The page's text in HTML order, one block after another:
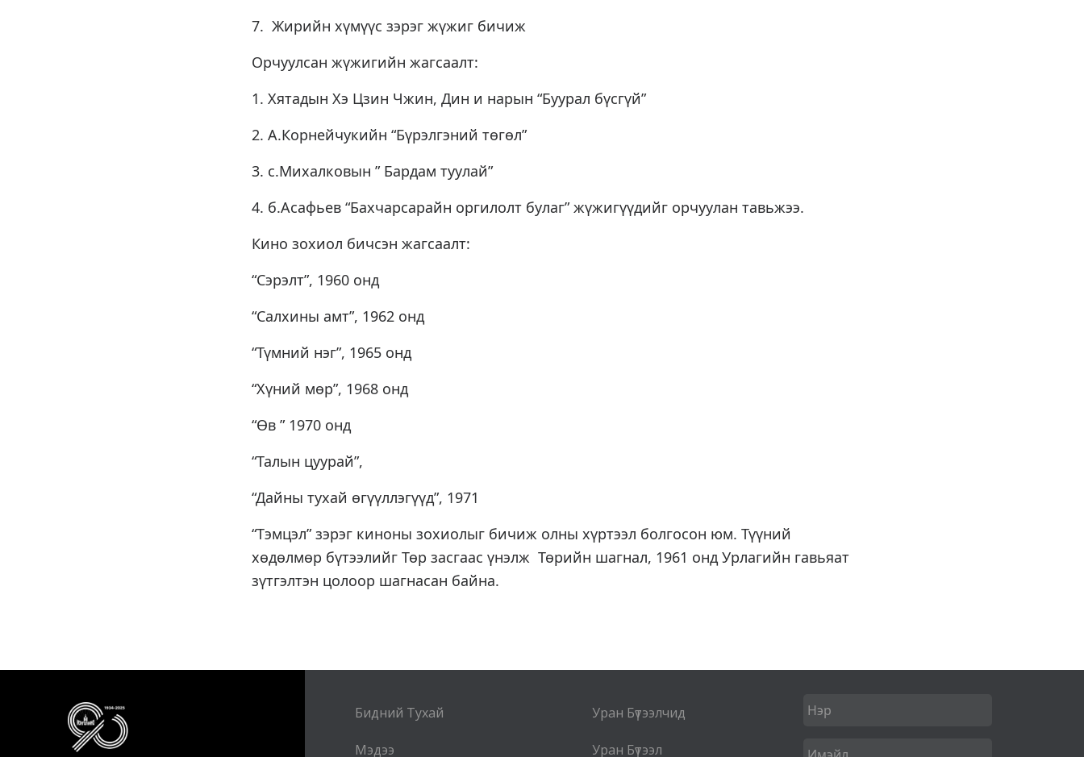
7. Жирийн хүмүүс зэрэг жүжиг бичиж
Орчуулсан жүжигийн жагсаалт:
1. Хятадын Хэ Цзин Чжин, Дин и нарын “Буурал бүсгүй”
2. А.Корнейчукийн “Бүрэлгэний төгөл”
3. с.Михалковын ” Бардам туулай”
4. б.Асафьев “Бахчарсарайн оргилолт булаг” жүжигүүдийг орчуулан тавьжээ.
Кино зохиол бичсэн жагсаалт:
“Сэрэлт”, 1960 онд
“Салхины амт”, 1962 онд
“Түмний нэг”, 1965 онд
“Хүний мөр”, 1968 онд
“Өв ” 1970 онд
“Талын цуурай”,
“Дайны тухай өгүүллэгүүд”, 1971
“Тэмцэл” зэрэг киноны зохиолыг бичиж олны хүртээл болгосон юм. Түүний
хөдөлмөр бүтээлийг Төр засгаас үнэлж Төрийн шагнал, 1961 онд Урлагийн гавьяат
зүтгэлтэн цолоор шагнасан байна.
Бидний Тухай
Мэдээ
Уран Бүтээлчид
Уран Бүтээл